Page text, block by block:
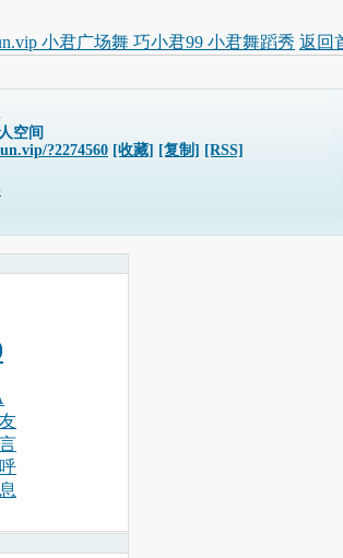
小君广场舞 巧小君99 小君舞蹈秀 返回
空间
?2274560 [收藏] [复制] [RSS]